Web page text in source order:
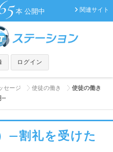
関連サイト
本 公開中
ログイン
セージ 使徒の働き
使徒の働き
―
―割礼を受けた